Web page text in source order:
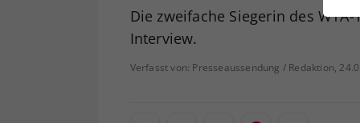
Die zweifache Siegerin des
Interview.
Verfasst von: Presseaussendung / Redaktion,